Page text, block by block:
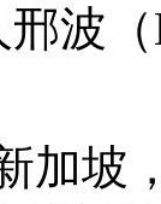
邢波
加坡